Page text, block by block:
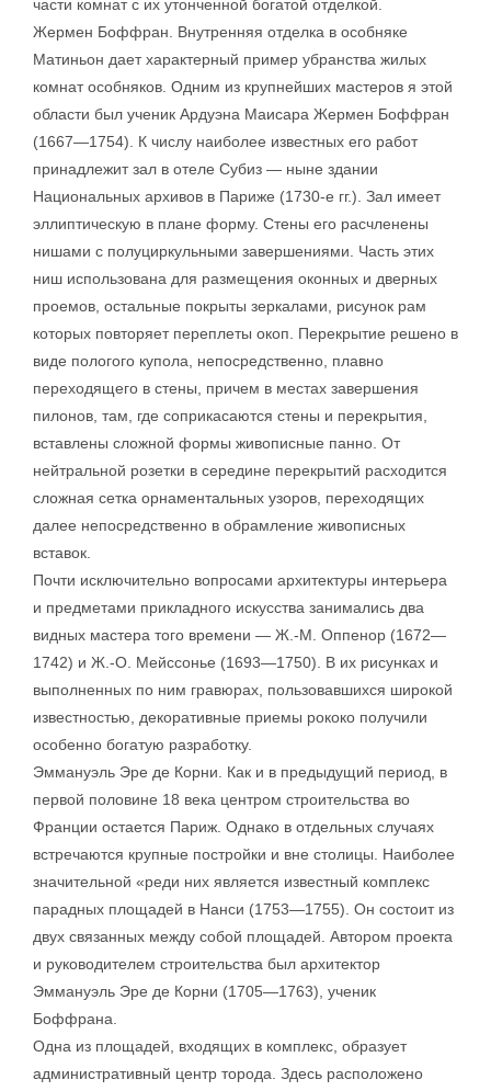
части комнат с их утонченной богатой отделкой.
Жермен Боффран. Внутренняя отделка в особняке
Матиньон дает характерный пример убранства жилых
комнат особняков. Одним из крупнейших мастеров я этой
области был ученик Ардуэна Маисара Жермен Боффран
(1667—1754). К числу наиболее известных его работ
принадлежит зал в отеле Субиз — ныне здании
Национальных архивов в Париже (1730-е гг.). Зал имеет
эллиптическую в плане форму. Стены его расчленены
нишами с полуциркульными завершениями. Часть этих
ниш использована для размещения оконных и дверных
проемов, остальные покрыты зеркалами, рисунок рам
которых повторяет переплеты окоп. Перекрытие решено в
виде пологого купола, непосредственно, плавно
переходящего в стены, причем в местах завершения
пилонов, там, где соприкасаются стены и перекрытия,
вставлены сложной формы живописные панно. От
нейтральной розетки в середине перекрытий расходится
сложная сетка орнаментальных узоров, переходящих
далее непосредственно в обрамление живописных
вставок.
Почти исключительно вопросами архитектуры интерьера
и предметами прикладного искусства занимались два
видных мастера того времени — Ж.-М. Оппенор (1672—
1742) и Ж.-О. Мейссонье (1693—1750). В их рисунках и
выполненных по ним гравюрах, пользовавшихся широкой
известностью, декоративные приемы рококо получили
особенно богатую разработку.
Эммануэль Эре де Корни. Как и в предыдущий период, в
первой половине 18 века центром строительства во
Франции остается Париж. Однако в отдельных случаях
встречаются крупные постройки и вне столицы. Наиболее
значительной «реди них является известный комплекс
парадных площадей в Нанси (1753—1755). Он состоит из
двух связанных между собой площадей. Автором проекта
и руководителем строительства был архитектор
Эммануэль Эре де Корни (1705—1763), ученик
Боффрана.
Одна из площадей, входящих в комплекс, образует
административный центр торода. Здесь расположено